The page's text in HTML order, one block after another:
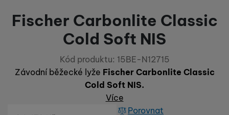
Fischer Carbonlite Classic
Cold Soft NIS
Kód produktu: 15BE-N12715
Závodní běžecké lyže Fischer Car­bonlite Classic
Cold Soft NIS.
Více
Porovnat